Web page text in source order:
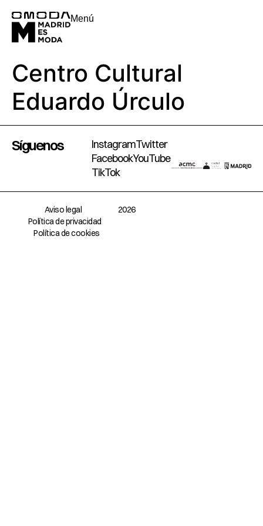
Menú
Centro Cultural
Eduardo Úrculo
Síguenos InstagramTwitter
FacebookYouTube
TikTok
Aviso legal
Política de privacidad
Política de cookies
2026